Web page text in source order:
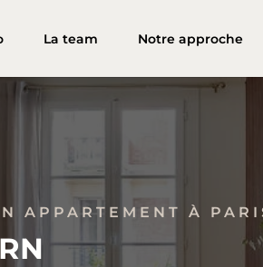
La team Notre approche
APPARTEMENT À